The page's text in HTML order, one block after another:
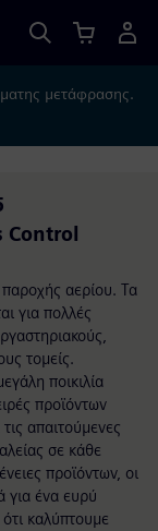
μετάφρασης.
Control
αερίου. Τα
για πολλές
τομείς.
ποικιλία
προϊόντων
απαιτούμενες
σε κάθε
προϊόντων, οι
για ένα ευρύ
καλύπτουμε